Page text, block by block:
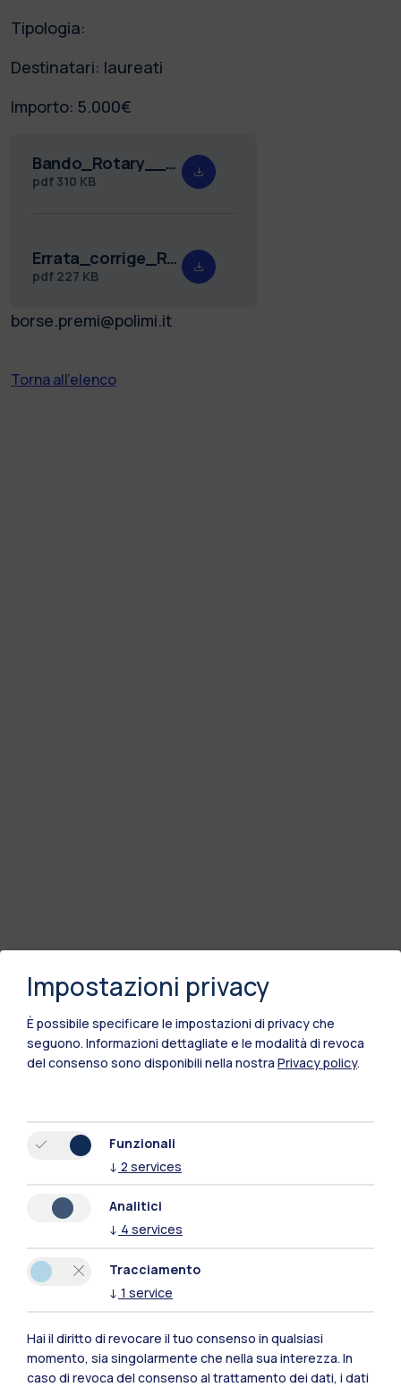
Tipologia:
Destinatari: laureati
Importo: 5.000€
Bando_Rotary__Club_Milano_Europa_p.pdf
pdf 310 KB
Errata_corrige_Rotary_Club_Milano_Europa.pdf
pdf 227 KB
borse.premi@polimi.it
Torna all'elenco
Polimi Community
Tutti i siti dell’ecosistema
Residenze Frontiere
Impostazioni privacy
È possibile specificare le impostazioni di privacy che
seguono. Informazioni dettagliate e le modalità di revoca
del consenso sono disponibili nella nostra Privacy policy.
Funzionali
↓ 2 services
Analitici
↓ 4 services
Tracciamento
↓ 1 service
Hai il diritto di revocare il tuo consenso in qualsiasi
momento, sia singolarmente che nella sua interezza. In
caso di revoca del consenso al trattamento dei dati, i dati